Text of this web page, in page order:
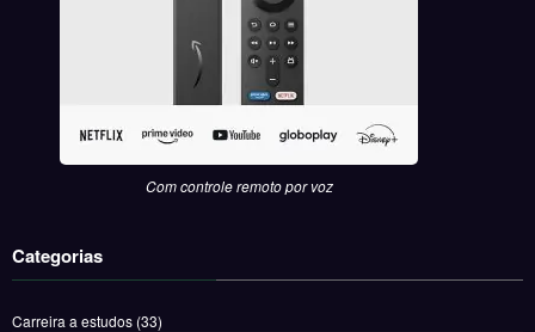
Com controle remoto por voz
Categorias
Carreira a estudos (33)